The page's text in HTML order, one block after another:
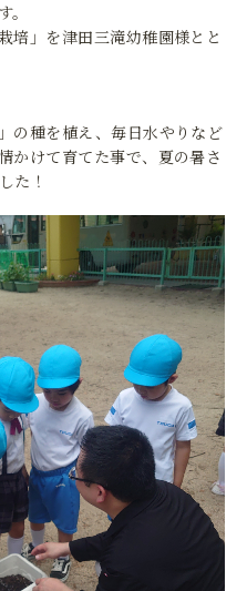
培」を津田三滝幼稚園様とと
の種を植え、毎日水やりなど
かけて育てた事で、夏の暑さ
た！